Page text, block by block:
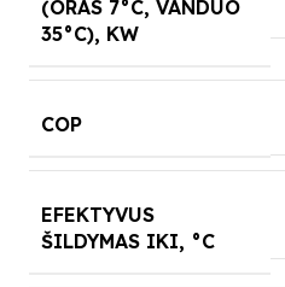
(ORAS 7°C, VANDUO
35°C), KW
COP
EFEKTYVUS
ŠILDYMAS IKI, °C